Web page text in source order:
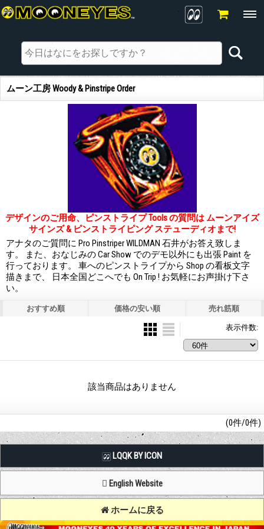
ムーン工房 Woody & Pinstripe Order
デザインのご用命、ピンストライプ Tools の質問は ムーンアイズ
サインズ & ピンストライピング ステューディオまで!
アナタのご質問に Pro Pinstriper WILDMAN 石井がお答え致しま
す。 また、おなじみの Car Show でのデモ以外にも出張 Paint を
行っております。 車へのピンストライプから Shop の看板文字
描きまで、 日本全国どこへでも On Trip ! お気軽にお声掛け下さ
い。
おすすめ順 価格の安い順 売れ筋順
表示件数:
該当商品はありません
(0件/0件)
LQQK BY ICON
English Website
ホームに戻る